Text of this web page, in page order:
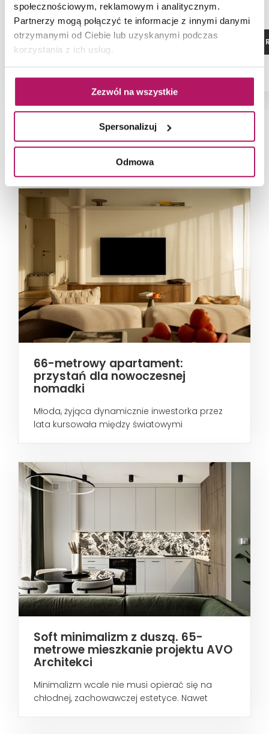
społecznościowym, reklamowym i analitycznym.
Partnerzy mogą połączyć te informacje z innymi danymi
otrzymanymi od Ciebie lub uzyskanymi podczas
korzystania z ich usług.
Zezwól na wszystkie
Spersonalizuj
Odmowa
ZOBACZ PRODUKT ZOBACZ
NAJNOWSZE ARTYKUŁY
66-metrowy apartament:
przystań dla nowoczesnej
nomadki
Młoda, żyjąca dynamicznie inwestorka przez
lata kursowała między światowymi
Soft minimalizm z duszą. 65-
metrowe mieszkanie projektu AVO
Architekci
Minimalizm wcale nie musi opierać się na
chłodnej, zachowawczej estetyce. Nawet